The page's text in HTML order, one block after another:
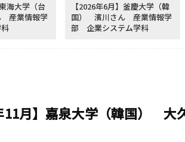
海大学（台
産業情報学
【2026年6月】釜慶大学（韓
国） 濱川さん 産業情報学
部 企業システム学科
11月】嘉泉大学（韓国）